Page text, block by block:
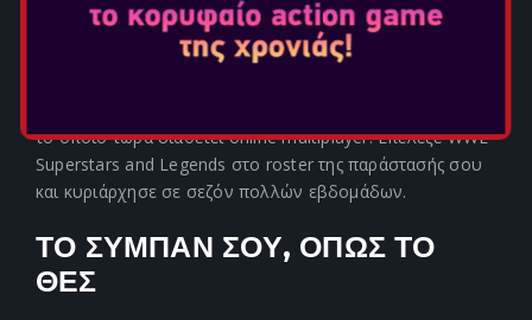
TΟ MYGM ΕΠΕΚΤΕΙΝΕΤΑΙ
ΠΑΓΚΟΣΜΙΩΣ
το οποίο τώρα διαθέτει online multiplayer. Επέλεξε WWE
Superstars and Legends στο roster της παράστασής σου
και κυριάρχησε σε σεζόν πολλών εβδομάδων.
ΤΟ ΣΥΜΠΑΝ ΣΟΥ, ΟΠΩΣ ΤΟ
ΘΕΣ